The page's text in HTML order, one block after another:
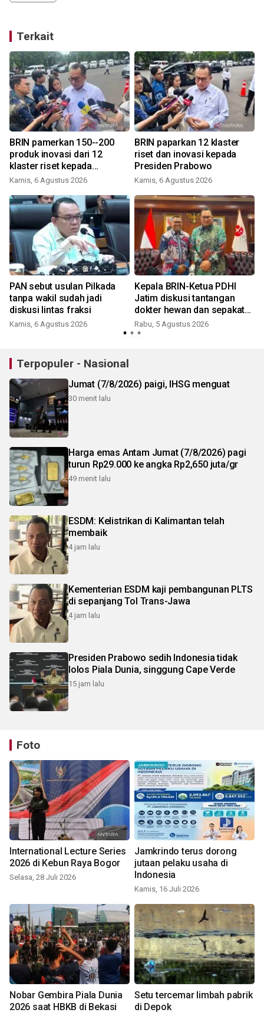
Terkait
BRIN pamerkan 150--200
produk inovasi dari 12
klaster riset kepada
Presiden
Kamis, 6 Agustus 2026
BRIN paparkan 12 klaster
riset dan inovasi kepada
Presiden Prabowo
Kamis, 6 Agustus 2026
PAN sebut usulan Pilkada
tanpa wakil sudah jadi
diskusi lintas fraksi
Kamis, 6 Agustus 2026
Kepala BRIN-Ketua PDHI
Jatim diskusi tantangan
dokter hewan dan sepakat
usung "One Health"
Rabu, 5 Agustus 2026
Terpopuler - Nasional
Jumat (7/8/2026) paigi, IHSG menguat
30 menit lalu
Harga emas Antam Jumat (7/8/2026) pagi
turun Rp29.000 ke angka Rp2,650 juta/gr
49 menit lalu
ESDM: Kelistrikan di Kalimantan telah
membaik
4 jam lalu
Kementerian ESDM kaji pembangunan PLTS
di sepanjang Tol Trans-Jawa
4 jam lalu
Presiden Prabowo sedih Indonesia tidak
lolos Piala Dunia, singgung Cape Verde
15 jam lalu
Foto
International Lecture Series
2026 di Kebun Raya Bogor
Selasa, 28 Juli 2026
Jamkrindo terus dorong
jutaan pelaku usaha di
Indonesia
Kamis, 16 Juli 2026
Nobar Gembira Piala Dunia
2026 saat HBKB di Bekasi
Setu tercemar limbah pabrik
di Depok